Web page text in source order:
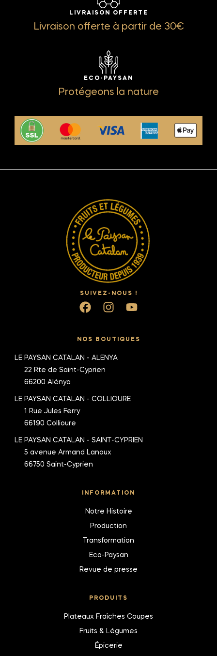
LIVRAISON OFFERTE
Livraison offerte à partir de 30€
ECO-PAYSAN
Protégeons la nature
SUIVEZ-NOUS !
NOS BOUTIQUES
LE PAYSAN CATALAN - ALENYA
22 Rte de Saint-Cyprien
66200 Alénya
LE PAYSAN CATALAN - COLLIOURE
1 Rue Jules Ferry
66190 Collioure
LE PAYSAN CATALAN - SAINT-CYPRIEN
5 avenue Armand Lanoux
66750 Saint-Cyprien
INFORMATION
Notre Histoire
Production
Transformation
Eco-Paysan
Revue de presse
PRODUITS
Plateaux Fraîches Coupes
Fruits & Légumes
Épicerie